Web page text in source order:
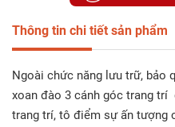
Thông tin chi tiết sản phẩm
Ngoài chức năng lưu trữ, bảo
xoan đào 3 cánh góc trang
trang trí, tô điểm sự ấn tượng